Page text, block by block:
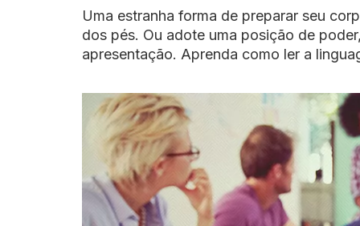
Uma estranha forma de preparar seu
dos pés. Ou adote uma posição de
apresentação. Aprenda como ler a